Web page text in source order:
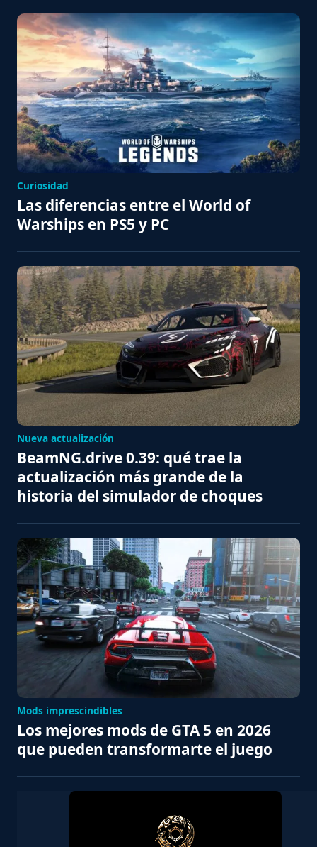
Curiosidad
Las diferencias entre el World of
Warships en PS5 y PC
Nueva actualización
BeamNG.drive 0.39: qué trae la
actualización más grande de la
historia del simulador de choques
Mods imprescindibles
Los mejores mods de GTA 5 en 2026
que pueden transformarte el juego